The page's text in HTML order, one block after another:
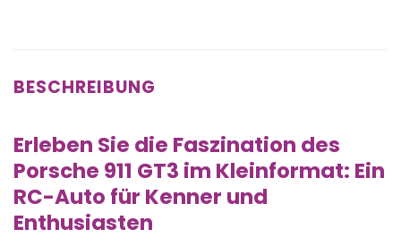
BESCHREIBUNG
Erleben Sie die Faszination des
Porsche 911 GT3 im Kleinformat: Ein
RC-Auto für Kenner und
Enthusiasten